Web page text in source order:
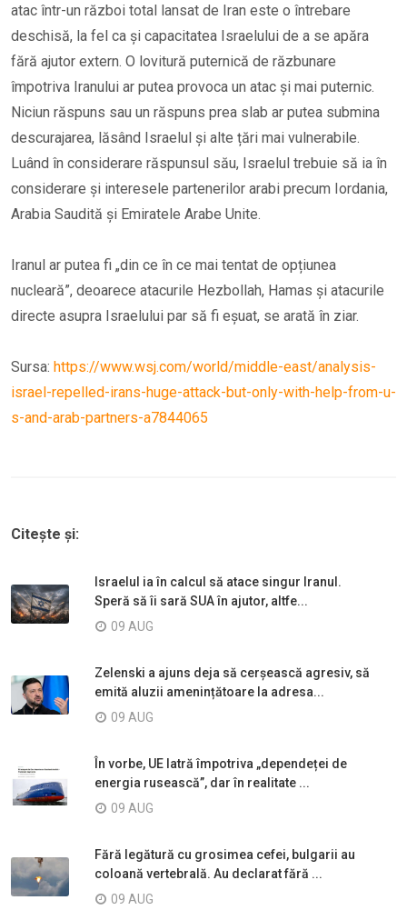
atac într-un război total lansat de Iran este o întrebare
deschisă, la fel ca și capacitatea Israelului de a se apăra
fără ajutor extern. O lovitură puternică de răzbunare
împotriva Iranului ar putea provoca un atac și mai puternic.
Niciun răspuns sau un răspuns prea slab ar putea submina
descurajarea, lăsând Israelul și alte țări mai vulnerabile.
Luând în considerare răspunsul său, Israelul trebuie să ia în
considerare și interesele partenerilor arabi precum Iordania,
Arabia Saudită și Emiratele Arabe Unite.
Iranul ar putea fi „din ce în ce mai tentat de opțiunea
nucleară”, deoarece atacurile Hezbollah, Hamas și atacurile
directe asupra Israelului par să fi eșuat, se arată în ziar.
Sursa: https://www.wsj.com/world/middle-east/analysis-
israel-repelled-irans-huge-attack-but-only-with-help-from-u-
s-and-arab-partners-a7844065
Citește și:
Israelul ia în calcul să atace singur Iranul.
Speră să îi sară SUA în ajutor, altfe...
09 AUG
Zelenski a ajuns deja să cerșească agresiv, să
emită aluzii amenințătoare la adresa...
09 AUG
În vorbe, UE latră împotriva „dependeței de
energia rusească”, dar în realitate ...
09 AUG
Fără legătură cu grosimea cefei, bulgarii au
coloană vertebrală. Au declarat fără ...
09 AUG